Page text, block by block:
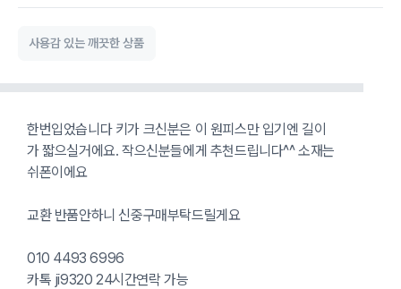
사용감 있는 깨끗한 상품
한번입었습니다 키가 크신분은 이 원피스만 입기엔 길이
가 짧으실거에요. 작으신분들에게 추천드립니다^^ 소재는
쉬폰이에요
교환 반품안하니 신중구매부탁드릴게요
010 4493 6996
카톡 ji9320 24시간연락 가능